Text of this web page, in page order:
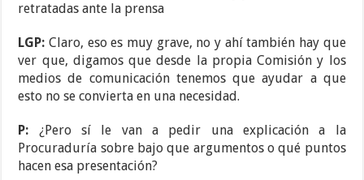
retratadas ante la prensa
LGP: Claro, eso es muy grave, no y ahí también hay que
ver que, digamos que desde la propia Comisión y los
medios de comunicación tenemos que ayudar a que
esto no se convierta en una necesidad.
P: ¿Pero sí le van a pedir una explicación a la
Procuraduría sobre bajo que argumentos o qué puntos
hacen esa presentación?